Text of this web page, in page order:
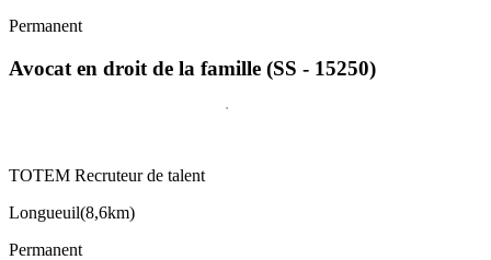
Permanent
Avocat en droit de la famille (SS - 15250)
TOTEM Recruteur de talent
Longueuil(8,6km)
Permanent